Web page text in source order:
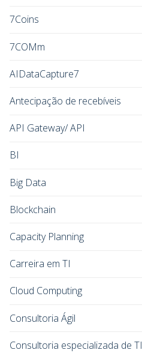
7Coins
7COMm
AIDataCapture7
Antecipação de recebíveis
API Gateway/ API
BI
Big Data
Blockchain
Capacity Planning
Carreira em TI
Cloud Computing
Consultoria Ágil
Consultoria especializada de TI